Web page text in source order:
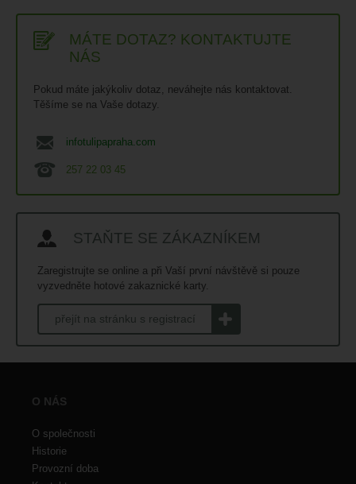
MÁTE DOTAZ? KONTAKTUJTE
NÁS
Pokud máte jakýkoliv dotaz, neváhejte nás kontaktovat.
Těšíme se na Vaše dotazy.
infotulipapraha.com
257 22 03 45
STAŇTE SE ZÁKAZNÍKEM
Zaregistrujte se online a při Vaší první návštěvě si pouze
vyzvedněte hotové zakaznické karty.
přejít na stránku s registrací
O NÁS
O společnosti
Historie
Provozní doba